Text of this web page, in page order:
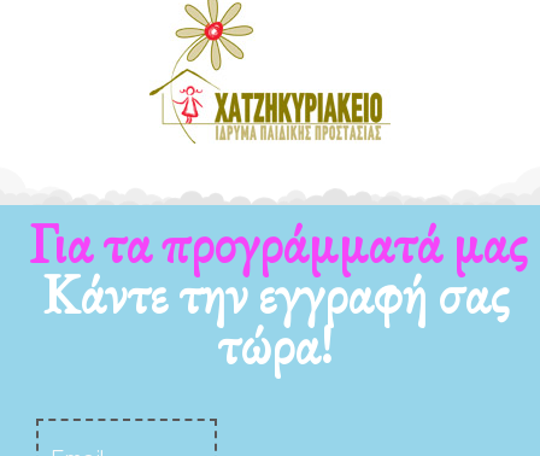
Για τα προγράμματά μας
Κάντε την εγγραφή σας
τώρα!